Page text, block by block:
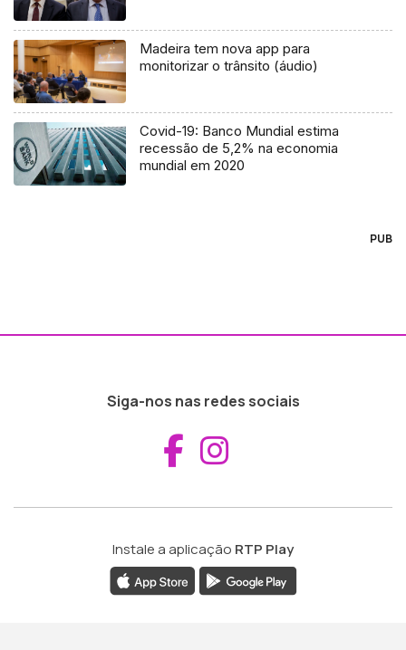
Madeira tem nova app para
monitorizar o trânsito (áudio)
Covid-19: Banco Mundial estima
recessão de 5,2% na economia
mundial em 2020
PUB
Siga-nos nas redes sociais
Aceder ao
Instale a aplicação RTP Play